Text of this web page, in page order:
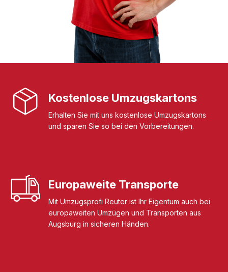
Kostenlose Umzugskartons
Erhalten Sie mit uns kostenlose Umzugskartons
und sparen Sie so bei den Vorbereitungen.
Europaweite Transporte
Mit Umzugsprofi Reuter ist Ihr Eigentum auch bei
europaweiten Umzügen und Transporten aus
Augsburg in sicheren Händen.